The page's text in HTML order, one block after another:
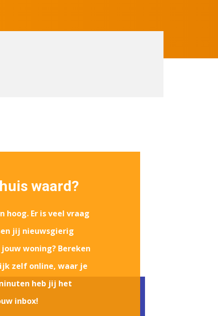
waard?
hoog. Er is veel vraag
jij nieuwsgierig
woning? Bereken
zelf online, waar je
heb jij het
inbox!